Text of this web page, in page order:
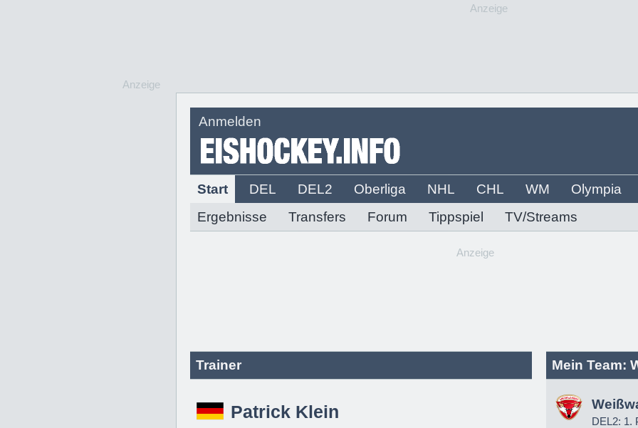
Anzeige
Anmelden
Start DEL DEL2 Oberliga NHL CHL WM
Olympia
Ergebnisse
Transfers Forum Tippspiel TV/Streams
Anzeige
Anzeige
Trainer
Patrick Klein
Mein Team:
DEL2: 1.